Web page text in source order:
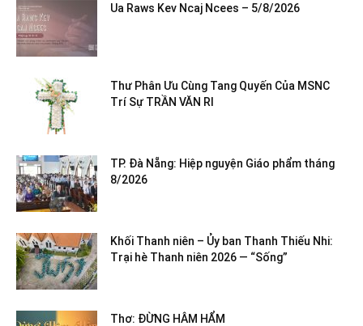
Ua Raws Kev Ncaj Ncees – 5/8/2026
Thư Phân Ưu Cùng Tang Quyến Của MSNC
Trí Sự TRẦN VĂN RI
TP. Đà Nẵng: Hiệp nguyện Giáo phẩm tháng
8/2026
Khối Thanh niên – Ủy ban Thanh Thiếu Nhi:
Trại hè Thanh niên 2026 — “Sống”
Thơ: ĐỪNG HÂM HẨM